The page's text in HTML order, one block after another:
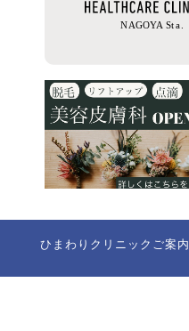
ひまわりクリニックご案内